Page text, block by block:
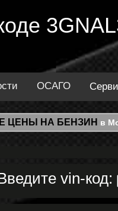
ОСАГО
ЦЕНЫ НА БЕНЗИН в
vin-код: